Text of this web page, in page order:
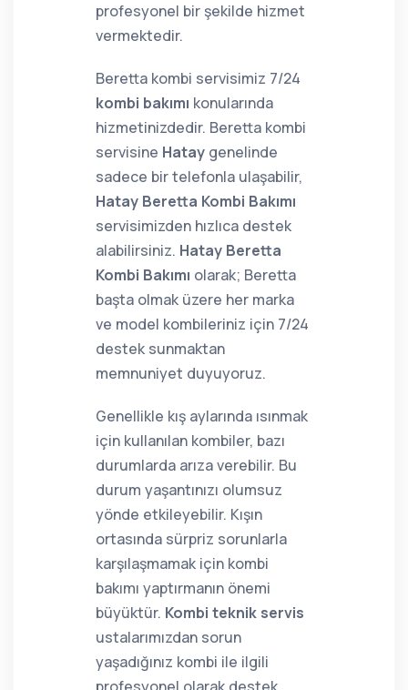
profesyonel bir şekilde hizmet
vermektedir.
Beretta kombi servisimiz 7/24
kombi bakımı konularında
hizmetinizdedir. Beretta kombi
servisine Hatay genelinde
sadece bir telefonla ulaşabilir,
Hatay Beretta Kombi Bakımı
servisimizden hızlıca destek
alabilirsiniz. Hatay Beretta
Kombi Bakımı olarak; Beretta
başta olmak üzere her marka
ve model kombileriniz için 7/24
destek sunmaktan
memnuniyet duyuyoruz.
Genellikle kış aylarında ısınmak
için kullanılan kombiler, bazı
durumlarda arıza verebilir. Bu
durum yaşantınızı olumsuz
yönde etkileyebilir. Kışın
ortasında sürpriz sorunlarla
karşılaşmamak için kombi
bakımı yaptırmanın önemi
büyüktür. Kombi teknik servis
ustalarımızdan sorun
yaşadığınız kombi ile ilgili